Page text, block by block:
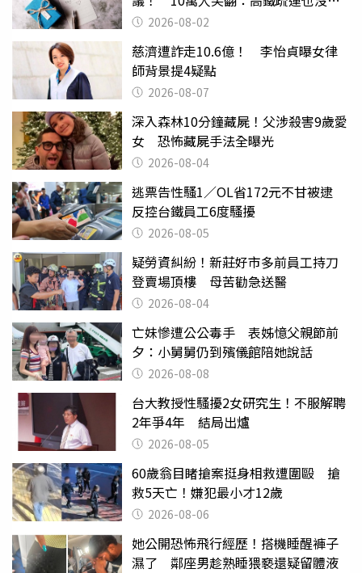
父親節
2026-08-02
慈濟遭詐走10.6億！ 李怡貞曝女律
師背景提4疑點
2026-08-07
深入森林10分鐘藏屍！父涉殺害9歲愛
女 恐怖藏屍手法全曝光
2026-08-04
逃票告性騷1／OL省172元不甘被逮
反控台鐵員工6度騷擾
2026-08-05
疑勞資糾紛！新莊好市多前員工持刀
登賣場頂樓 母苦勸急送醫
2026-08-04
亡妹慘遭公公毒手 表姊憶父親節前
夕：小舅舅仍到殯儀館陪她說話
2026-08-08
台大教授性騷擾2女研究生！不服解聘
2年爭4年 結局出爐
2026-08-05
60歲翁目睹搶案挺身相救遭圍毆 搶
救5天亡！嫌犯最小才12歲
2026-08-06
她公開恐怖飛行經歷！搭機睡醒褲子
濕了 鄰座男趁熟睡猥褻還疑留體液